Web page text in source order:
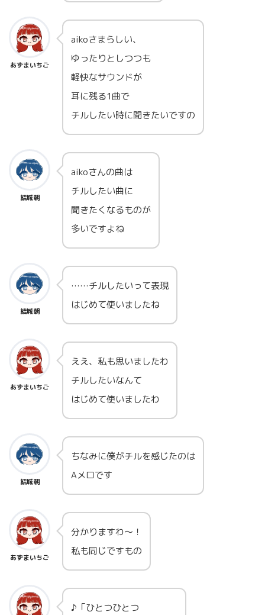
あずまいちご
aikoさまらしい、
ゆったりとしつつも
軽快なサウンドが
耳に残る1曲で
チルしたい時に聞きたいですの
結城朝
aikoさんの曲は
チルしたい曲に
聞きたくなるものが
多いですよね
結城朝
……チルしたいって表現
はじめて使いましたね
あずまいちご
ええ、私も思いましたわ
チルしたいなんて
はじめて使いましたわ
結城朝
ちなみに僕がチルを感じたのは
Aメロです
あずまいちご
分かりますわ～！
私も同じですもの
♪「ひとつひとつ